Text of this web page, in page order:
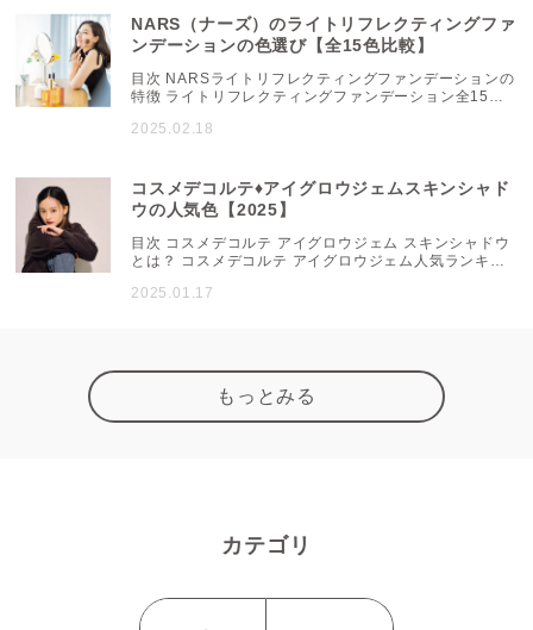
（rom&amp;nd）について♡ ロムアンド
（rom&amp;nd）は、2016年に韓国で誕生し、ビュー
ティークリエイ...
NARS（ナーズ）のライトリフレクティングファ
ンデーションの色選び【全15色比較】
目次 NARSライトリフレクティングファンデーションの
特徴 ライトリフレクティングファンデーション全15色
色】 【標準色～ピンク系】 【ピンク系】 NARS ライト
相性の良い下地 「崩れにくい！」ライトリフレクティン
2025.02.18
コスメデコルテ♦アイグロウジェムスキンシャド
ウの人気色【2025】
目次 コスメデコルテ アイグロウジェム スキンシャドウ
とは？ コスメデコルテ アイグロウジェム人気ランキン
イグロウジェム スキンシャドウとは？ 独自の新技術
富な30色のカラーバリエーションが揃い、濡れ感を楽し
めるパールたっぷりの「Dewy Glow」と、陰影やう...
2025.01.17
もっとみる
カテゴリ